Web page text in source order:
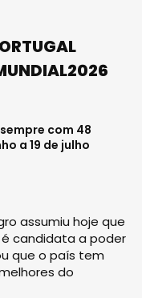
com 48
a 19 de julho
assumiu hoje que
candidata a poder
que o país tem
do